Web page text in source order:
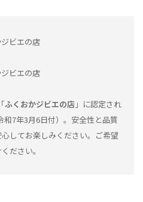
ふくおかジビエの店 」に認定され
7年3月6日付）。安全性と品質
してお楽しみください。ご希望
ださい。